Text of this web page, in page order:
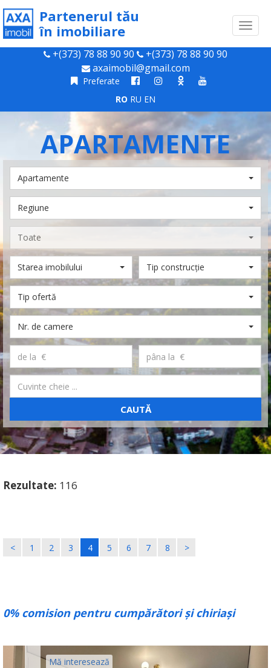
Partenerul tău
în imobiliare
+(373) 78 88 90 90
+(373) 78 88 90 90
axaimobil@gmail.com
Preferate
RO RU EN
APARTAMENTE
Apartamente
Regiune
Toate
Starea imobilului Tip construcție
Tip ofertă
Nr. de camere
CAUTĂ
Rezultate: 116
< 1 2 3 4 5 6 7 8 >
0% comision pentru cumpărători și chiriași
Mă interesează